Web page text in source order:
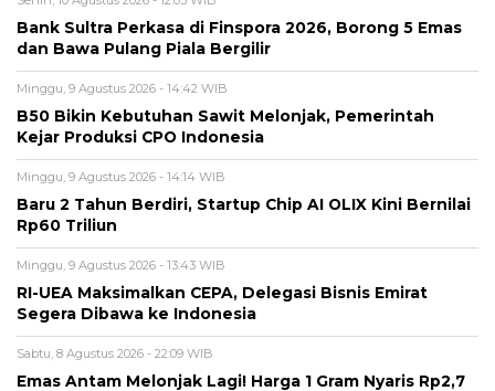
Minggu, 9 Agustus 2026 - 14:14 WIB
Baru 2 Tahun Berdiri, Startup Chip AI OLIX Kini Bernilai
Rp60 Triliun
Minggu, 9 Agustus 2026 - 13:43 WIB
RI-UEA Maksimalkan CEPA, Delegasi Bisnis Emirat
Segera Dibawa ke Indonesia
Sabtu, 8 Agustus 2026 - 22:09 WIB
Emas Antam Melonjak Lagi! Harga 1 Gram Nyaris Rp2,7
Juta, Buyback Naik Rp50 Ribu
BERITA TERBARU
Bencana
Nipah Mall Makassar Terbakar,